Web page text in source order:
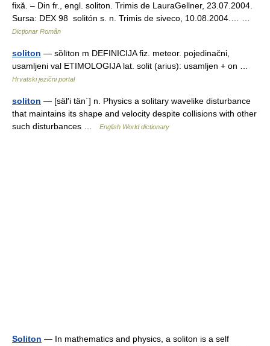
fixă. – Din fr., engl. soliton. Trimis de LauraGellner, 23.07.2004.
Sursa: DEX 98 solitón s. n. Trimis de siveco, 10.08.2004.… …
Dicționar Român
soliton — sȍlīton m DEFINICIJA fiz. meteor. pojedinačni,
usamljeni val ETIMOLOGIJA lat. solit (arius): usamljen + on …
Hrvatski jezični portal
soliton — [säl′i tän΄] n. Physics a solitary wavelike disturbance
that maintains its shape and velocity despite collisions with other
such disturbances …
English World dictionary
Soliton — In mathematics and physics, a soliton is a self